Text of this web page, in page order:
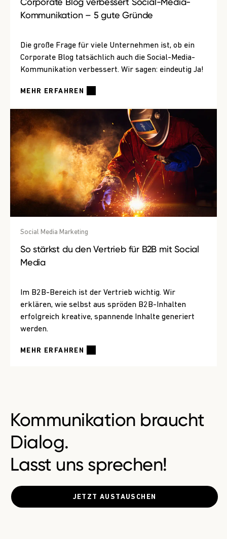
Kommunikation – 5 gute Gründe
Die große Frage für viele Unternehmen ist, ob ein
Corporate Blog tatsächlich auch die Social-Media-
Kommunikation verbessert. Wir sagen: eindeutig Ja!
MEHR ERFAHREN
Social Media Marketing
So stärkst du den Vertrieb für B2B mit Social
Media
Im B2B-Bereich ist der Vertrieb wichtig. Wir
erklären, wie selbst aus spröden B2B-Inhalten
erfolgreich kreative, spannende Inhalte generiert
werden.
MEHR ERFAHREN
Kommunikation braucht
Dialog.
Lasst uns sprechen!
JETZT AUSTAUSCHEN